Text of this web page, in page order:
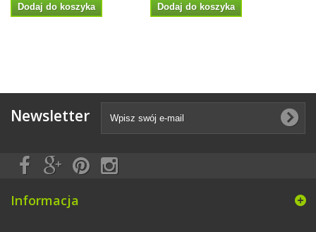
Dodaj do koszyka Dodaj do koszyka
Newsletter
Informacja